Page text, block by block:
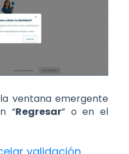
ventana emergente
“Regresar” o en el